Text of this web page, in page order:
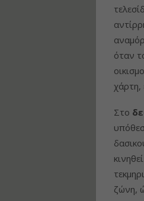
όταν
χάρτη,
Στο
ζώνη,